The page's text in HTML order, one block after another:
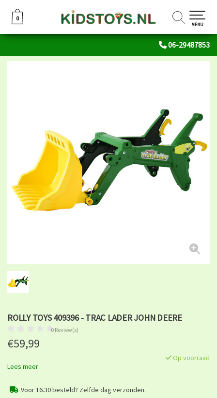
06-29487853
0
0
MENU
ROLLY TOYS 409396 - TRAC LADER JOHN DEERE
0 Review(s)
€59,99
Op voorraad
Lees meer
Voor 16.30 besteld? Zelfde dag verzonden.